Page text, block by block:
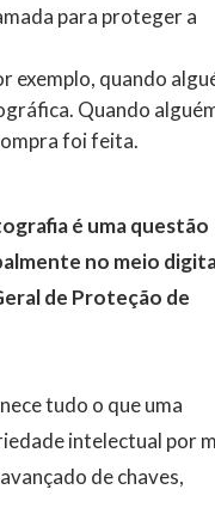
para proteger a
exemplo, quando
Quando
foi feita.
é uma questão
no meio
de Proteção de
tudo o que uma
intelectual por
de chaves,